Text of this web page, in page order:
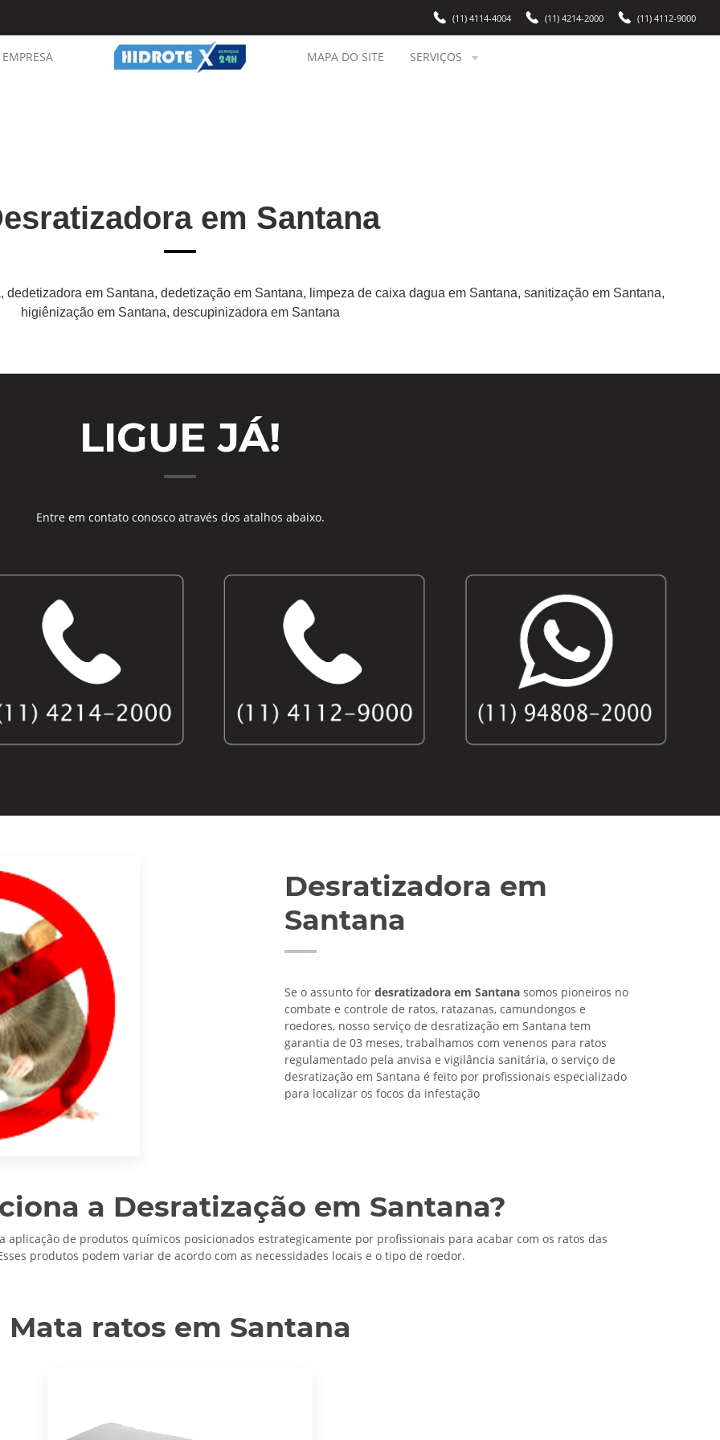
(11) 4114-4004 (11) 4214-2000 (11) 4112-9000
EMPRESA MAPA DO SITE SERVIÇOS
em Santana
em Santana, dedetização em Santana, limpeza de caixa dagua em Santana, sanitização em Santana,
higiênização em Santana, descupinizadora em Santana
LIGUE JÁ!
Entre em contato conosco através dos atalhos abaixo.
Desratizadora em
Santana
Se o assunto for desratizadora em Santana somos pioneiros no
combate e controle de ratos, ratazanas, camundongos e
roedores, nosso serviço de desratização em Santana tem
garantia de 03 meses, trabalhamos com venenos para ratos
regulamentado pela anvisa e vigilância sanitária, o serviço de
desratização em Santana é feito por profissionais especializado
para localizar os focos da infestação
a Desratização em Santana?
aplicação de produtos químicos posicionados estrategicamente por profissionais para acabar com os ratos das
produtos podem variar de acordo com as necessidades locais e o tipo de roedor.
Mata ratos em Santana